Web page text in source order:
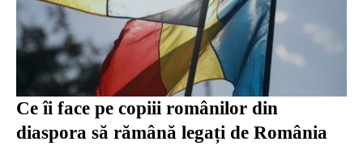
Ce îi face pe copiii românilor din
diaspora să rămână legați de România